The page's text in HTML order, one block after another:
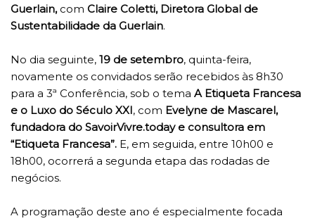
Guerlain,com Claire Coletti, Diretora Global de
Sustentabilidade da Guerlain.
No dia seguinte, 19 de setembro, quinta-feira,
novamente os convidados serão recebidos às 8h30
para a 3ª Conferência, sob o tema A Etiqueta Francesa
e o Luxo do Século XXI, com Evelyne de Mascarel,
fundadora do SavoirVivre.today e consultora em
“Etiqueta Francesa”. E, em seguida, entre 10h00 e
18h00, ocorrerá a segunda etapa das rodadas de
negócios.
A programação deste ano é especialmente focada